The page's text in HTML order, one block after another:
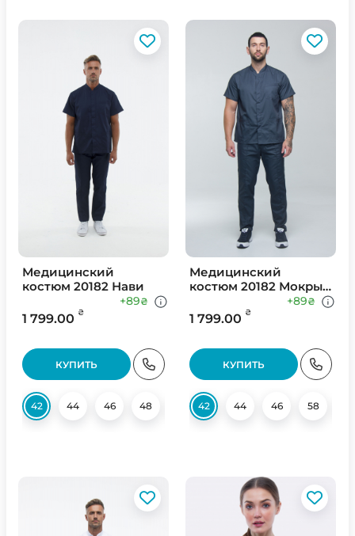
Медицинский
костюм 20182 Нави
1 799.00 ₴
+89₴
КУПИТЬ
42 44 46 48 52
Медицинский
костюм 20182 Мокрый
1 799.00 ₴
+89₴
КУПИТЬ
42 44 46 58